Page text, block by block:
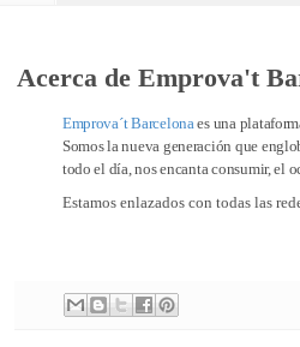
Acerca de Emprova't
Emprova´t Barcelona es una
Somos la nueva generación que
todo el día, nos encanta consumir, el
Estamos enlazados con todas las